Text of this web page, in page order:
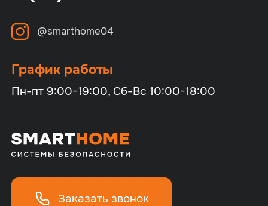
Заказать звонок
@smarthome04
График работы
Пн-пт 9:00-19:00, Сб-Вс 10:00-18:00